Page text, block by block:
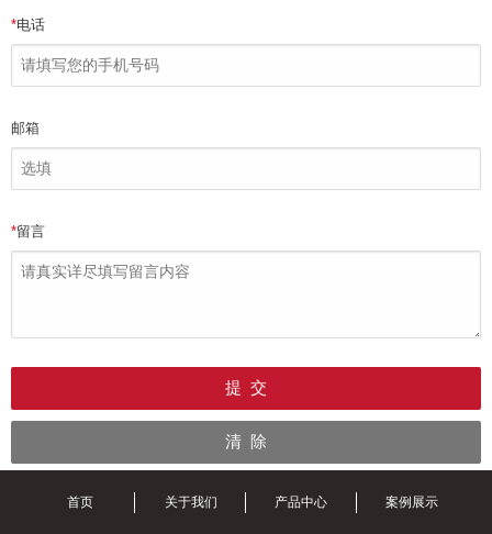
*电话
邮箱
*留言
首页 关于我们 产品中心 案例展示